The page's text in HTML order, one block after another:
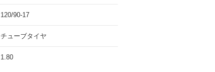
120/90-17
チューブタイヤ
1.80